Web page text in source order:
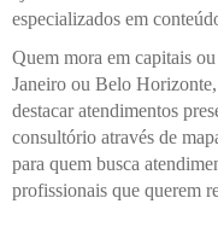
especializados em
Quem mora em capitais
Janeiro ou Belo
destacar atendimentos
consultório através de
para quem busca
profissionais que querem